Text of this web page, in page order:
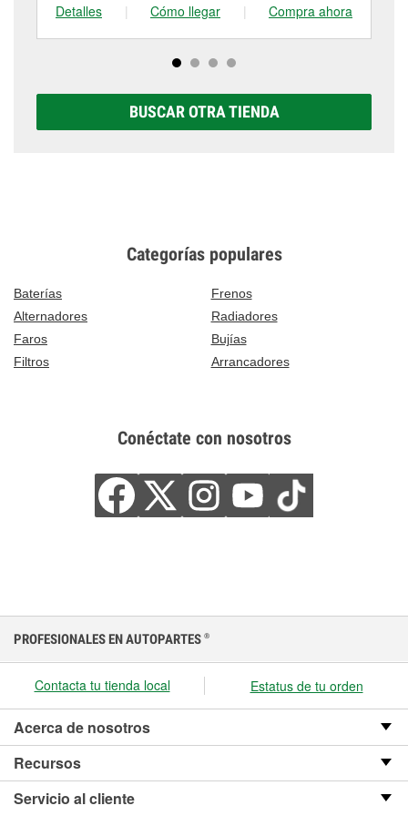
Detalles
| Cómo llegar | Compra ahora
BUSCAR OTRA TIENDA
Categorías populares
Baterías
Frenos
Alternadores
Radiadores
Faros
Bujías
Filtros
Arrancadores
Conéctate con nosotros
PROFESIONALES EN AUTOPARTES ®
Contacta tu tienda local Estatus de tu orden
Acerca de nosotros
Recursos
Servicio al cliente